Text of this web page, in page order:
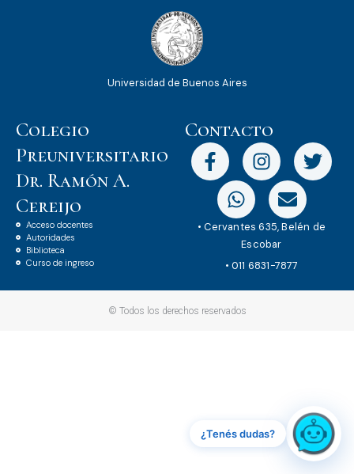
Universidad de Buenos Aires
Colegio
Preuniversitario
Dr. Ramón A.
Cereijo
Acceso docentes
Autoridades
Biblioteca
Curso de ingreso
Contacto
• Cervantes 635, Belén de
Escobar
• 011 6831-7877
© Todos los derechos reservados
¿Tenés dudas?